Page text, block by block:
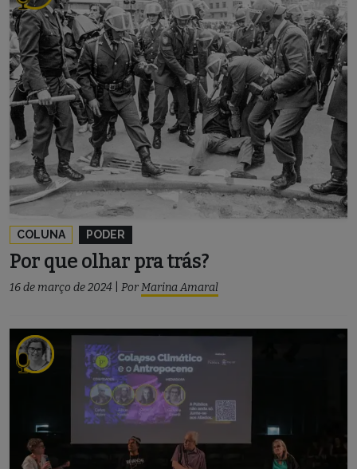
COLUNA PODER
Por que olhar pra trás?
16 de março de 2024 PorMarina Amaral